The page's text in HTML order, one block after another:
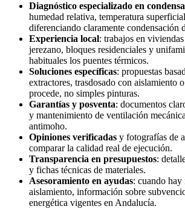
Diagnóstico especializado en
humedad relativa, temperatura
diferenciando claramente condensación
Experiencia local: trabajos en
jerezano, bloques residenciales y
habituales los puentes térmicos.
Soluciones específicas: propuestas
extractores, trasdosado con aislamiento
procede, no simples pinturas.
Garantías y posventa: documentos
y mantenimiento de ventilación
antimoho.
Opiniones verificadas y fotografías de
comparar la calidad real de ejecución.
Transparencia en presupuestos:
y fichas técnicas de materiales.
Asesoramiento en ayudas: cuando hay
aislamiento, información sobre
energética vigentes en Andalucía.